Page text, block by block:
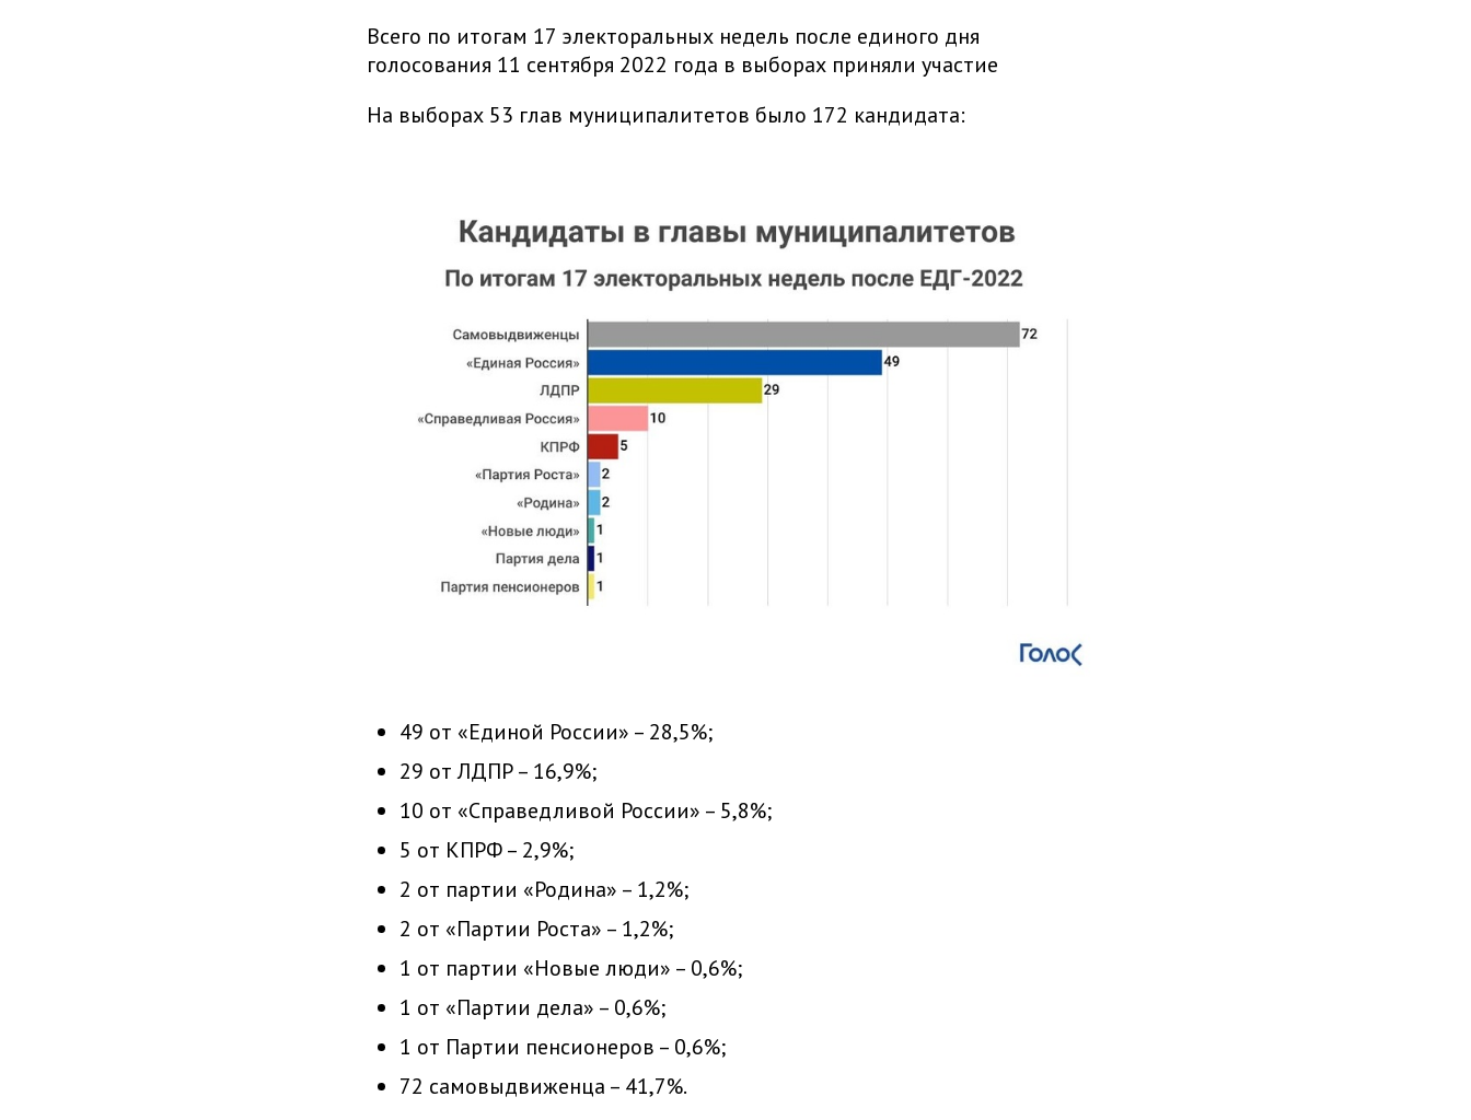
Всего по итогам 17 электоральных недель после единого дня
голосования 11 сентября 2022 года в выборах приняли участие
На выборах 53 глав муниципалитетов было 172 кандидата:
49 от «Единой России» – 28,5%;
29 от ЛДПР – 16,9%;
10 от «Справедливой России» – 5,8%;
5 от КПРФ – 2,9%;
2 от партии «Родина» – 1,2%;
2 от «Партии Роста» – 1,2%;
1 от партии «Новые люди» – 0,6%;
1 от «Партии дела» – 0,6%;
1 от Партии пенсионеров – 0,6%;
72 самовыдвиженца – 41,7%.